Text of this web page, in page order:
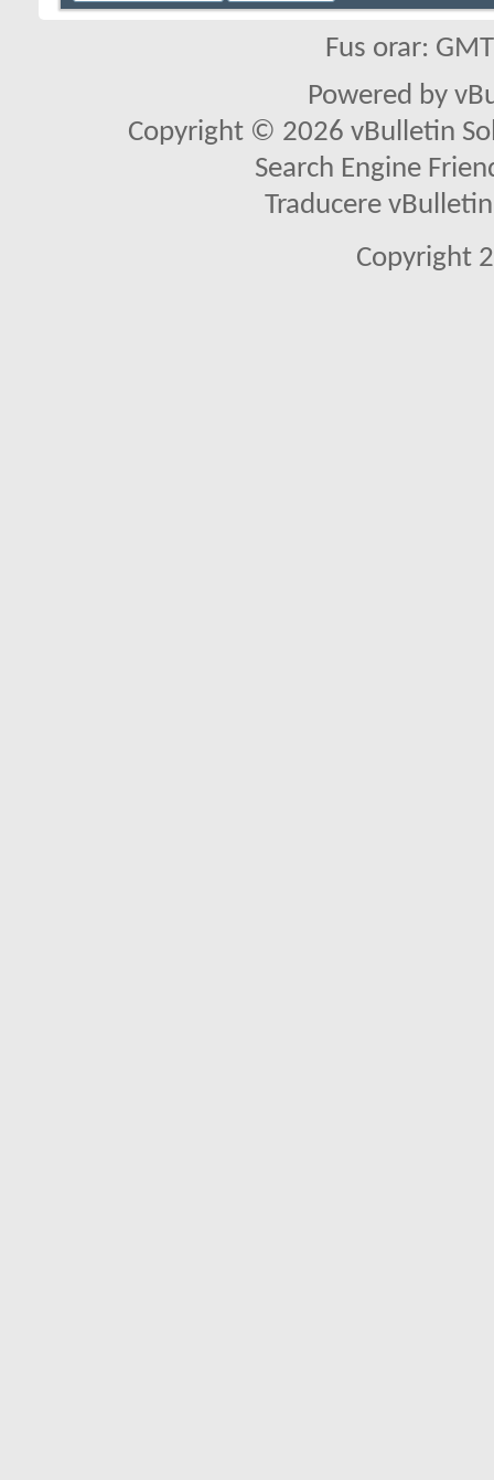
Fus orar:
Powered by
Copyright © 2026 vBulletin
Search Engine
Traducere
Copyright